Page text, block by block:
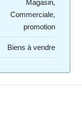
Magasin,
Commerciale,
promotion
Biens à vendre